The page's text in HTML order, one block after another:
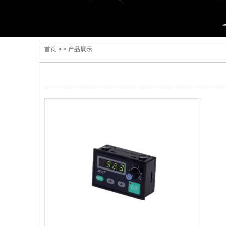
首页 > > 产品展示